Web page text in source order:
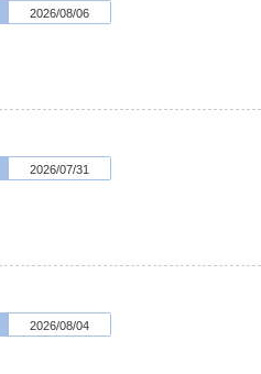
2026/08/06
2026/07/31
2026/08/04